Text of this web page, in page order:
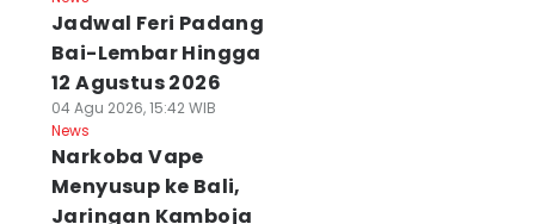
Burung dari
Tanpa
Disita di
Agu 2026, 20:26 WIB
Guru SD di
Tabanan Lolos
Pemerintah New
Zealand
06 Agu 2026, 15:56 WIB
Jadwal Feri Padang
Bai-Lembar Hingga
12 Agustus 2026
04 Agu 2026, 15:42 WIB
News
Narkoba Vape
Menyusup ke Bali,
Jaringan Kamboja